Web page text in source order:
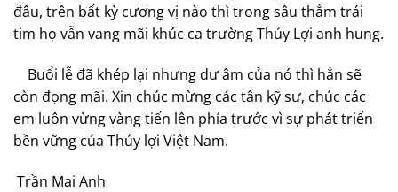
đâu, trên bất kỳ cương vị nào thì trong sâu thẳm trái
tim họ vẫn vang mãi khúc ca trường Thủy Lợi anh hung.
Buổi lễ đã khép lại nhưng dư âm của nó thì hẳn sẽ
còn đọng mãi. Xin chúc mừng các tân kỹ sư, chúc các
em luôn vừng vàng tiến lên phía trước vì sự phát triển
bền vững của Thủy lợi Việt Nam.
Trần Mai Anh